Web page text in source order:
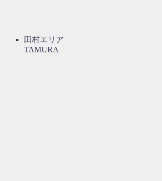
田村エリア
TAMURA